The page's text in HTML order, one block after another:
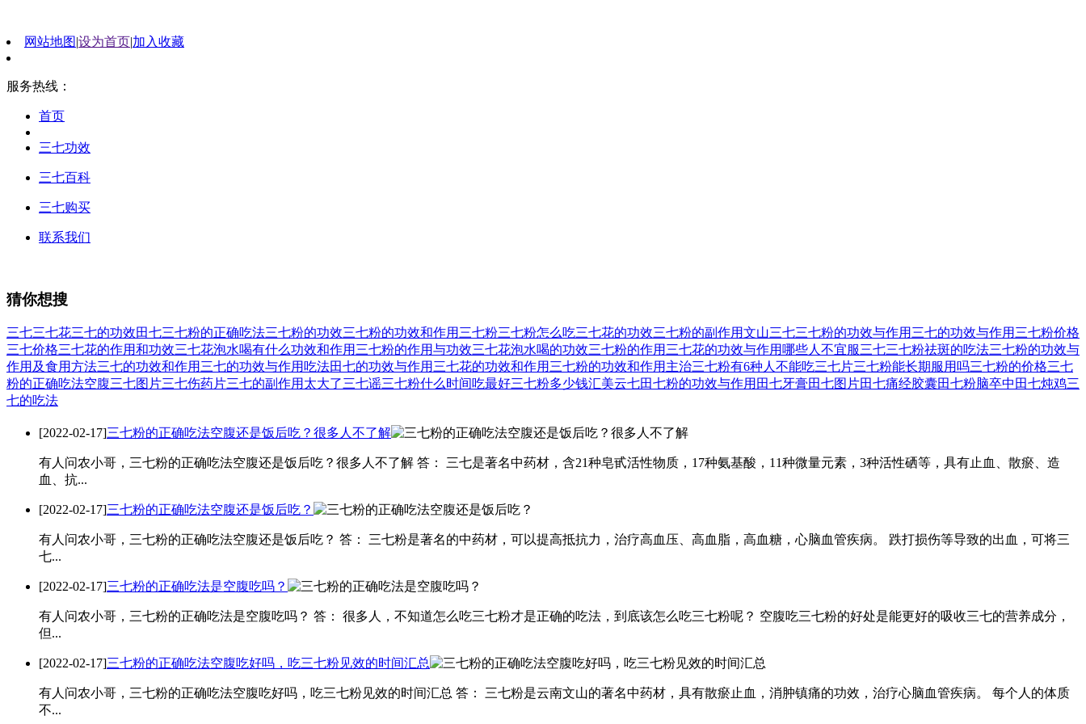
网站地图|设为首页|加入收藏
服务热线：
首页
三七功效
三七百科
三七购买
联系我们
猜你想搜
三七三七花三七的功效田七三七粉的正确吃法三七粉的功效三七粉的功效和作用三七粉三七粉怎么吃三七花的功效三七粉的副作用文山三七三七粉的功效与作用三七的功效与作用三七粉价格
三七价格三七花的作用和功效三七花泡水喝有什么功效和作用三七粉的作用与功效三七花泡水喝的功效三七粉的作用三七花的功效与作用哪些人不宜服三七三七粉祛斑的吃法三七粉的功效与
作用及食用方法三七的功效和作用三七的功效与作用吃法田七的功效与作用三七花的功效和作用三七粉的功效和作用主治三七粉有6种人不能吃三七片三七粉能长期服用吗三七粉的价格三七
粉的正确吃法空腹三七图片三七伤药片三七的副作用太大了三七谣三七粉什么时间吃最好三七粉多少钱汇美云七田七粉的功效与作用 田七牙膏田七图片田七痛经胶囊田七粉脑卒中 田七炖鸡三
七的吃法
[2022-02-17]三七粉的正确吃法空腹还是饭后吃？很多人不了解
有人问农小哥，三七粉的正确吃法空腹还是饭后吃？很多人不了解 答： 三七是著名中药材，含21种皂甙活性物质，17种氨基酸，11种微量元素，3种活性硒等，具有止血、散瘀、造
血、抗...
[2022-02-17]三七粉的正确吃法空腹还是饭后吃？
有人问农小哥，三七粉的正确吃法空腹还是饭后吃？ 答： 三七粉是著名的中药材，可以提高抵抗力，治疗高血压、高血脂，高血糖，心脑血管疾病。 跌打损伤等导致的出血，可将三
七...
[2022-02-17]三七粉的正确吃法是空腹吃吗？
有人问农小哥，三七粉的正确吃法是空腹吃吗？ 答： 很多人，不知道怎么吃三七粉才是正确的吃法，到底该怎么吃三七粉呢？ 空腹吃三七粉的好处是能更好的吸收三七的营养成分，
但...
[2022-02-17]三七粉的正确吃法空腹吃好吗，吃三七粉见效的时间汇总
有人问农小哥，三七粉的正确吃法空腹吃好吗，吃三七粉见效的时间汇总 答： 三七粉是云南文山的著名中药材，具有散瘀止血，消肿镇痛的功效，治疗心脑血管疾病。 每个人的体质
不...